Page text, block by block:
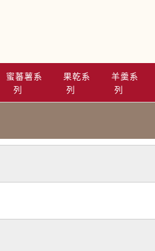
蜜蕃薯系
列
果乾系
列
羊羹系
列